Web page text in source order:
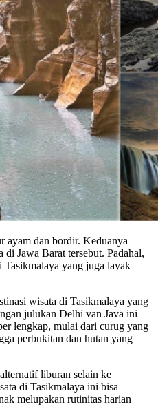
ayam dan bordir. Keduanya
di Jawa Barat tersebut. Padahal,
Tasikmalaya yang juga layak
wisata di Tasikmalaya yang
julukan Delhi van Java ini
lengkap, mulai dari curug yang
perbukitan dan hutan yang
liburan selain ke
di Tasikmalaya ini bisa
melupakan rutinitas harian